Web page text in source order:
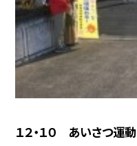
１２・１０ あいさつ運動